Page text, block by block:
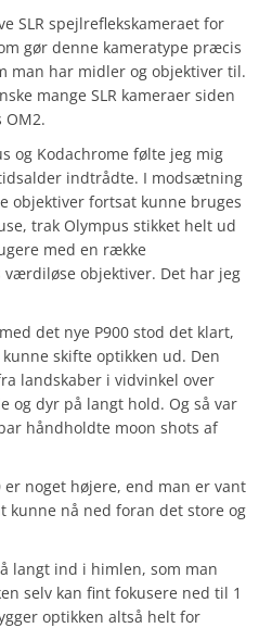
SLR spejlreflekskameraet for
gør denne kameratype præcis
man har midler og objektiver til.
mange SLR kameraer siden
OM2.
og Kodachrome følte jeg mig
indtrådte. I modsætning
objektiver fortsat kunne bruges
trak Olympus stikket helt ud
med en række
objektiver. Det har jeg
det nye P900 stod det klart,
skifte optikken ud. Den
landskaber i vidvinkel over
og dyr på langt hold. Og så var
håndholdte moon shots af
noget højere, end man er vant
kunne nå ned foran det store og
langt ind i himlen, som man
selv kan fint fokusere ned til 1
optikken altså helt for